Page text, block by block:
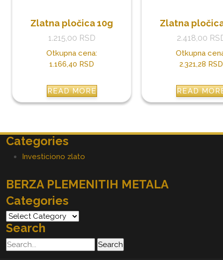
Zlatna pločica 10g
1.215,00 RSD
Otkupna cena:
1.166,40 RSD
READ MORE
Zlatna
2.418,00
Otkupna
2.321,28 RSD
READ
Categories
Investiciono zlato
BERZA PLEMENITIH METALA
Categories
Categories
Search